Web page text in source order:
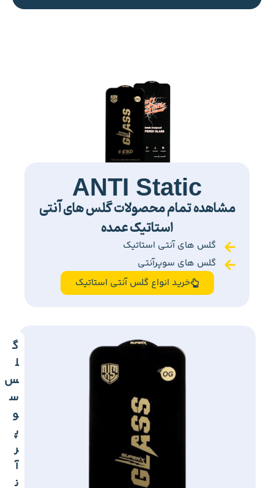
ANTI Static
مشاهده تمام محصولات گلس های آنتی
استاتیک عمده
گلس های آنتی استاتیک
گلس های سوپرآنتی
خرید انواع گلس آنتی استاتیک
گ
ل
س
س
و
پ
ر
آ
ن